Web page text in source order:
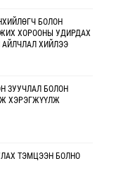
БОЛОН
ХОРООНЫ УДИРДАХ
ХИЙЛЭЭ
ЗУУЧЛАЛ БОЛОН
ХЭРЭГЖҮҮЛЖ
ТЭМЦЭЭН БОЛНО